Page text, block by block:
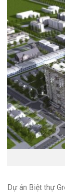
Dự án Biệt thự